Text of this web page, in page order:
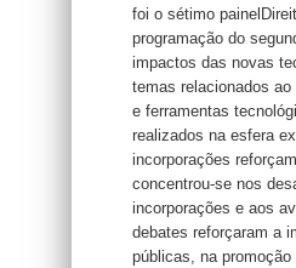
foi o sétimo
programação do
impactos das novas
temas relacionados
e ferramentas
realizados na esfera
incorporações
concentrou-se nos
incorporações e aos
debates reforçaram a
públicas, na